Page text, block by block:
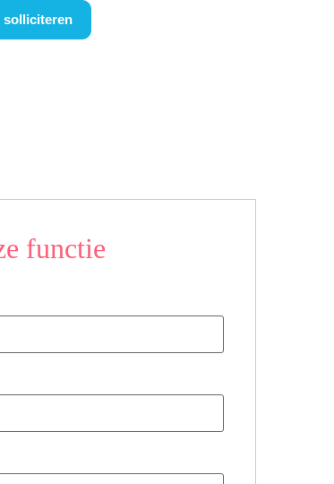
solliciteren
functie